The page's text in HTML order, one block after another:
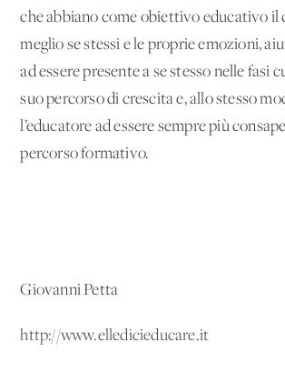
che abbiano come obiettivo educativo il
meglio se stessi e le proprie emozioni,
ad essere presente a se stesso nelle fasi
suo percorso di crescita e, allo stesso
l’educatore ad essere sempre più
percorso formativo.
Giovanni Petta
http://www.elledicieducare.it